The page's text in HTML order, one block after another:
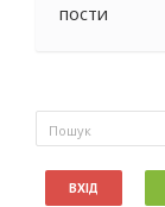
пости
Пошук
ВХІД